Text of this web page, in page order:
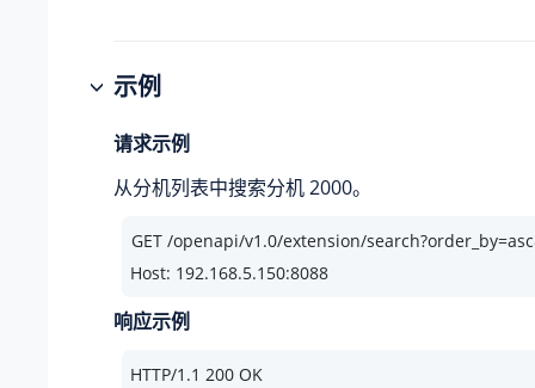
示例
请求示例
从分机列表中搜索分机 2000。
Host: 192.168.5.150:8088
响应示例
HTTP/1.1 200 OK